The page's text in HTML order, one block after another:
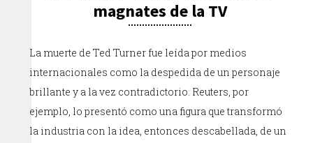
magnates de la TV
La muerte de Ted Turner fue leída por medios
internacionales como la despedida de un personaje
brillante y a la vez contradictorio. Reuters, por
ejemplo, lo presentó como una figura que transformó
la industria con la idea, entonces descabellada, de un